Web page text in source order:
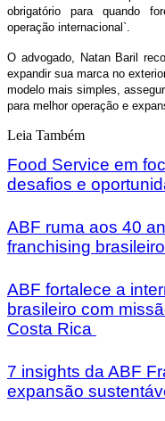
obrigatório para quando
operação internacional`.
O advogado, Natan Baril
expandir sua marca no
modelo mais simples,
para melhor operação e
Leia Também
Food Service em
desafios e
ABF ruma aos 40
franchising brasileiro
ABF fortalece a
brasileiro com
Costa Rica
7 insights da ABF
expansão